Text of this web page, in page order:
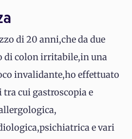
di 20 anni,che da due
di colon irritabile,in una
invalidante,ho effettuato
tra cui gastroscopia e
e vari